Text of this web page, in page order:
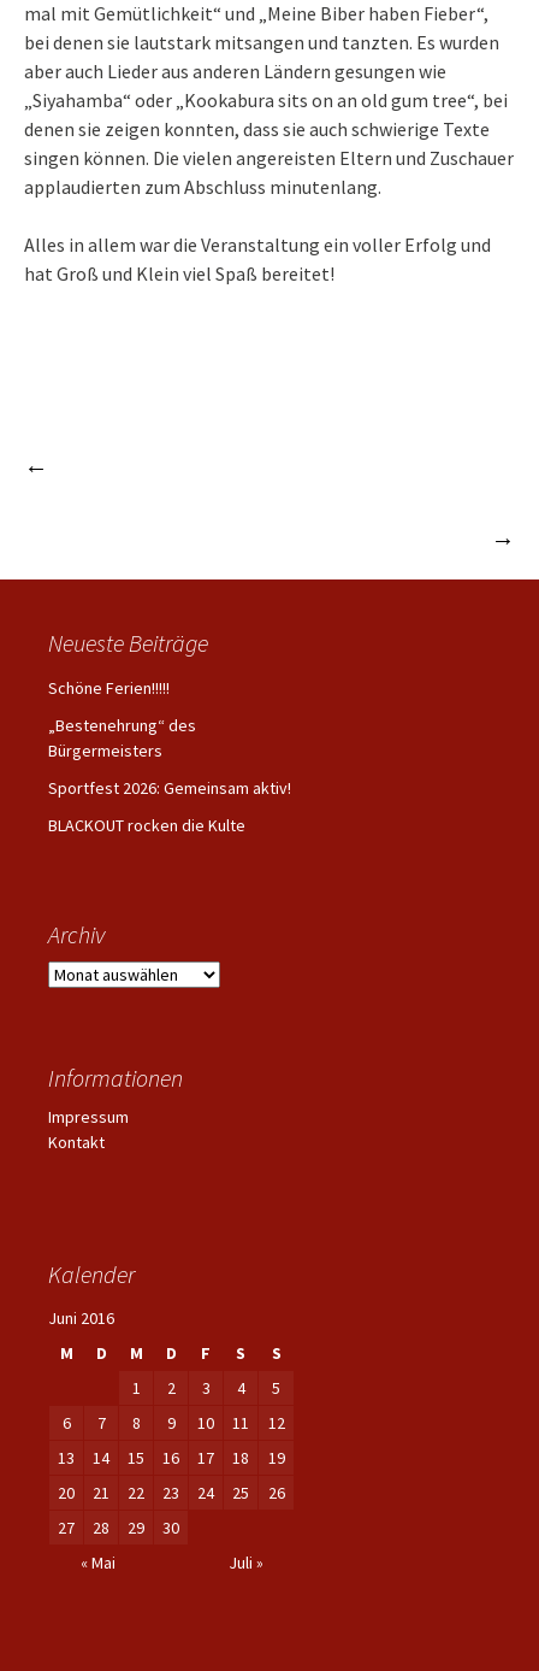
mal mit Gemütlichkeit“ und „Meine Biber haben Fieber“,
bei denen sie lautstark mitsangen und tanzten. Es wurden
aber auch Lieder aus anderen Ländern gesungen wie
„Siyahamba“ oder „Kookabura sits on an old gum tree“, bei
denen sie zeigen konnten, dass sie auch schwierige Texte
singen können. Die vielen angereisten Eltern und Zuschauer
applaudierten zum Abschluss minutenlang.
Alles in allem war die Veranstaltung ein voller Erfolg und
hat Groß und Klein viel Spaß bereitet!
Beitrags-
←
→
Neueste Beiträge
Schöne Ferien!!!!!
„Bestenehrung“ des
Bürgermeisters
Sportfest 2026: Gemeinsam aktiv!
BLACKOUT rocken die Kulte
Archiv
Archiv
Informationen
Impressum
Kontakt
Kalender
Juni 2016
M
D M D F S
S
1
2 3 4
5
6
7 8 9 10 11
12
13
14 15 16 17 18
19
20
21 22 23 24 25
26
27
28 29
30
« Mai
Juli »